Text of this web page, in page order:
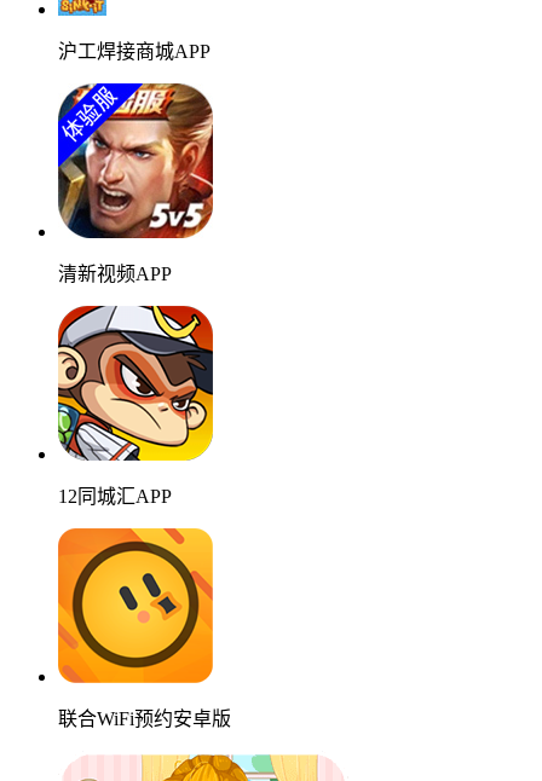
沪工焊接商城APP
清新视频APP
12同城汇APP
联合WiFi预约安卓版